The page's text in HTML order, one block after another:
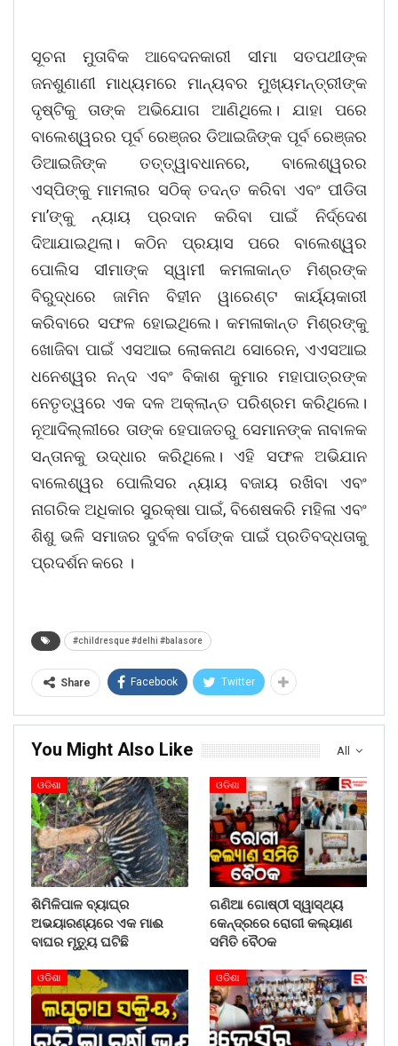
ସୂଚନା ମୁତାବିକ ଆବେଦନକାରୀ ସୀମା ସତପଥୀଙ୍କ
ଜନଶୁଣାଣୀ ମାଧ୍ୟମରେ ମାନ୍ୟବର ମୁଖ୍ୟମନ୍ତ୍ରୀଙ୍କ
ଦୃଷ୍ଟିକୁ ତାଙ୍କ ଅଭିଯୋଗ ଆଣିଥିଲେ। ଯାହା ପରେ
ବାଲେଶ୍ୱରର ପୂର୍ବ ରେଞ୍ଜର ଡିଆଇଜିଙ୍କ ପୂର୍ବ ରେଞ୍ଜର
ଡିଆଇଜିଙ୍କ ତତ୍ତ୍ୱାବଧାନରେ, ବାଲେଶ୍ୱରର
ଏସ୍ପିଙ୍କୁ ମାମଲାର ସଠିକ୍ ତଦନ୍ତ କରିବା ଏବଂ ପୀଡିତା
ମା’ଙ୍କୁ ନ୍ୟାୟ ପ୍ରଦାନ କରିବା ପାଇଁ ନିର୍ଦ୍ଦେଶ
ଦିଆଯାଇଥିଲା। କଠିନ ପ୍ରୟାସ ପରେ ବାଲେଶ୍ୱର
ପୋଲିସ ସୀମାଙ୍କ ସ୍ୱାମୀ କମଳାକାନ୍ତ ମିଶ୍ରଙ୍କ
ବିରୁଦ୍ଧରେ ଜାମିନ ବିହୀନ ୱାରେଣ୍ଟ କାର୍ୟ୍ୟକାରୀ
କରିବାରେ ସଫଳ ହୋଇଥିଲେ। କମଳାକାନ୍ତ ମିଶ୍ରଙ୍କୁ
ଖୋଜିବା ପାଇଁ ଏସଆଇ ଲୋକନାଥ ସୋରେନ, ଏଏସଆଇ
ଧନେଶ୍ୱର ନନ୍ଦ ଏବଂ ବିକାଶ କୁମାର ମହାପାତ୍ରଙ୍କ
ନେତୃତ୍ୱରେ ଏକ ଦଳ ଅକ୍ଲାନ୍ତ ପରିଶ୍ରମ କରିଥିଲେ।
ନୂଆଦିଲ୍ଲୀରେ ତାଙ୍କ ହେପାଜତରୁ ସେମାନଙ୍କ ନାବାଳକ
ସନ୍ତାନକୁ ଉଦ୍ଧାର କରିଥିଲେ। ଏହି ସଫଳ ଅଭିଯାନ
ବାଲେଶ୍ୱର ପୋଲିସର ନ୍ୟାୟ ବଜାୟ ରଖିବା ଏବଂ
ନାଗରିକ ଅଧିକାର ସୁରକ୍ଷା ପାଇଁ, ବିଶେଷକରି ମହିଳା ଏବଂ
ଶିଶୁ ଭଳି ସମାଜର ଦୁର୍ବଳ ବର୍ଗଙ୍କ ପାଇଁ ପ୍ରତିବଦ୍ଧତାକୁ
ପ୍ରଦର୍ଶନ କରେ ।
#childresque #delhi #balasore
Share Facebook Twitter
All
You Might Also Like
ଓଡିଶା
ଶିମିଳିପାଳ ବ୍ୟାଘ୍ର
ଅଭୟାରଣ୍ୟରେ ଏକ ମାଈ
ବାଘର ମୃତ୍ୟୁ ଘଟିଛି
ଓଡିଶା
ଗଣିଆ ଗୋଷ୍ଠୀ ସ୍ୱାସ୍ଥ୍ୟ
କେନ୍ଦ୍ରରେ ରୋଗୀ କଲ୍ୟାଣ
ସମିତି ବୈଠକ
ଓଡିଶା ଓଡିଶା